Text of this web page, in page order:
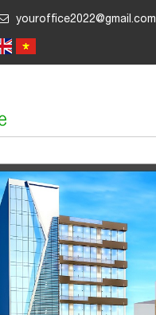
youroffice2022@gmail.com